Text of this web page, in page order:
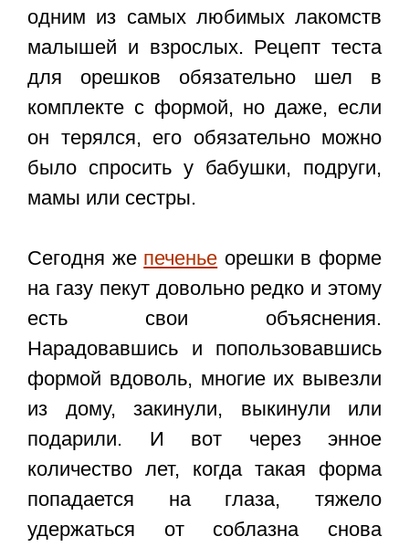
одним из самых любимых лакомств
малышей и взрослых. Рецепт теста
для орешков обязательно шел в
комплекте с формой, но даже, если
он терялся, его обязательно можно
было спросить у бабушки, подруги,
мамы или сестры.
Сегодня же печенье орешки в форме
на газу пекут довольно редко и этому
есть свои объяснения.
Нарадовавшись и попользовавшись
формой вдоволь, многие их вывезли
из дому, закинули, выкинули или
подарили. И вот через энное
количество лет, когда такая форма
попадается на глаза, тяжело
удержаться от соблазна снова